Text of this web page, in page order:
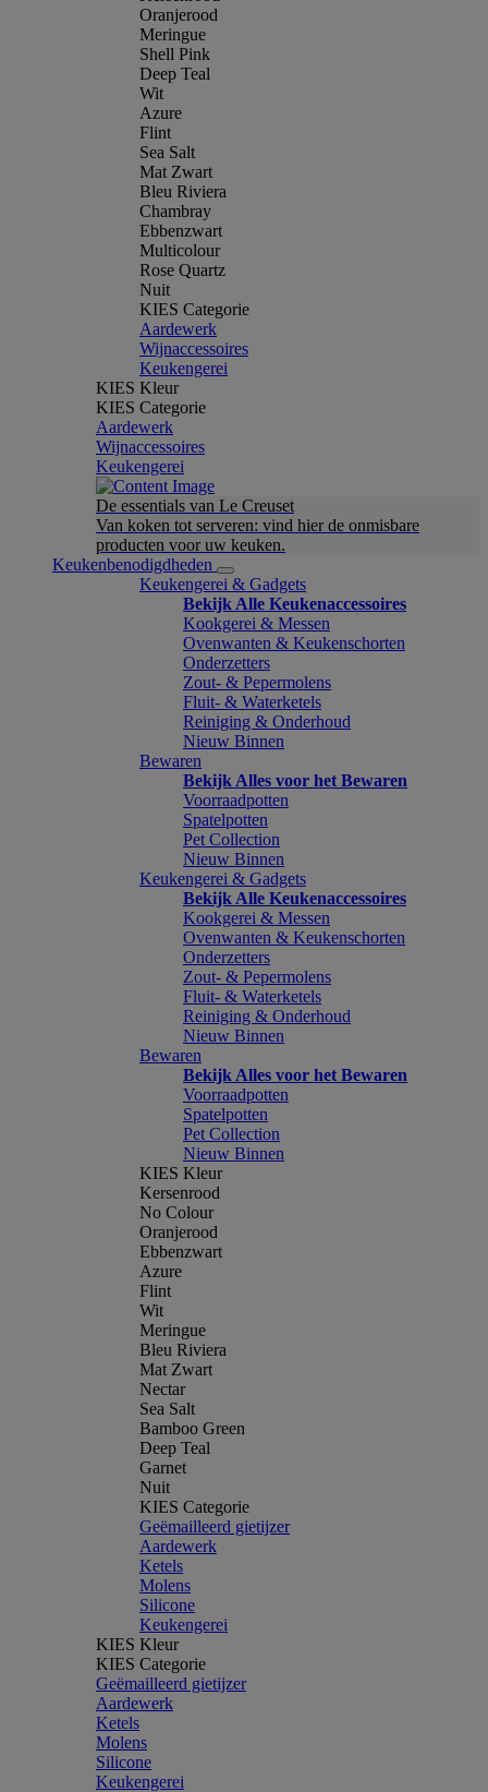
Oranjerood
Meringue
Shell Pink
Deep Teal
Wit
Azure
Flint
Sea Salt
Mat Zwart
Bleu Riviera
Chambray
Ebbenzwart
Multicolour
Rose Quartz
Nuit
KIES Categorie
Aardewerk
Wijnaccessoires
Keukengerei
KIES Kleur
KIES Categorie
Aardewerk
Wijnaccessoires
Keukengerei
De essentials van Le Creuset
Van koken tot serveren: vind hier de onmisbare
producten voor uw keuken.
Keukenbenodigdheden
Keukengerei & Gadgets
Bekijk Alle Keukenaccessoires
Kookgerei & Messen
Ovenwanten & Keukenschorten
Onderzetters
Zout- & Pepermolens
Fluit- & Waterketels
Reiniging & Onderhoud
Nieuw Binnen
Bewaren
Bekijk Alles voor het Bewaren
Voorraadpotten
Spatelpotten
Pet Collection
Nieuw Binnen
Keukengerei & Gadgets
Bekijk Alle Keukenaccessoires
Kookgerei & Messen
Ovenwanten & Keukenschorten
Onderzetters
Zout- & Pepermolens
Fluit- & Waterketels
Reiniging & Onderhoud
Nieuw Binnen
Bewaren
Bekijk Alles voor het Bewaren
Voorraadpotten
Spatelpotten
Pet Collection
Nieuw Binnen
KIES Kleur
Kersenrood
No Colour
Oranjerood
Ebbenzwart
Azure
Flint
Wit
Meringue
Bleu Riviera
Mat Zwart
Nectar
Sea Salt
Bamboo Green
Deep Teal
Garnet
Nuit
KIES Categorie
Geëmailleerd gietijzer
Aardewerk
Ketels
Molens
Silicone
Keukengerei
KIES Kleur
KIES Categorie
Geëmailleerd gietijzer
Aardewerk
Ketels
Molens
Silicone
Keukengerei